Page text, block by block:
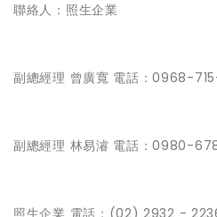
聯絡人：照生企業
副總經理 曾廣寬 電話：0968-
副總經理 林易濬 電話：0980-